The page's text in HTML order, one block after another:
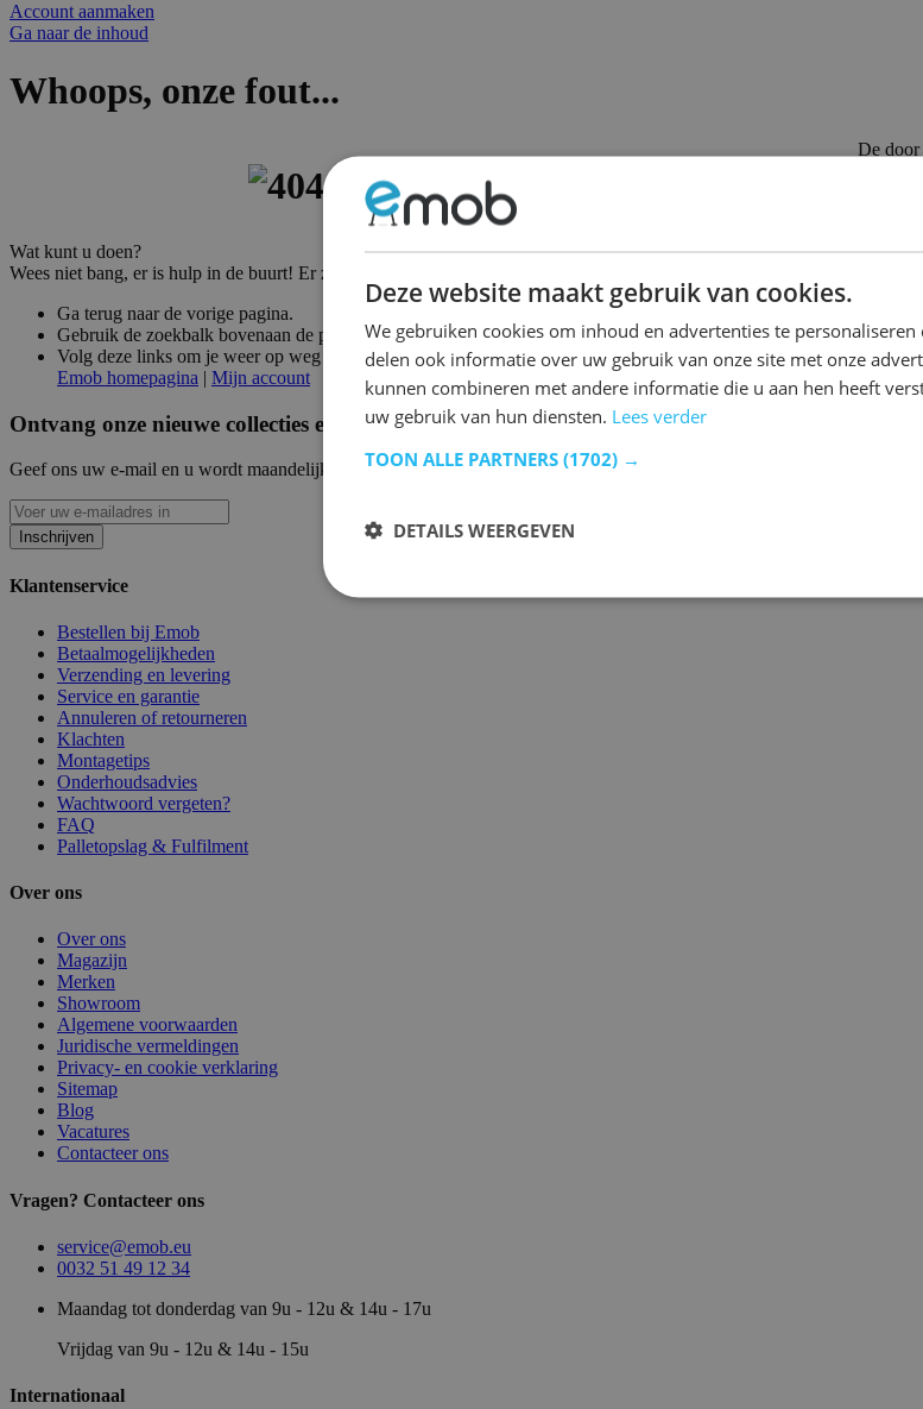
Account aanmaken
Ga naar de inhoud
Whoops, onze fout...
De door
Als u
Als u
Wat kunt u doen?
Wees niet bang, er is hulp in de buurt! Er zijn vele manieren om weer op de rails te komen bij Emob
Ga terug naar de vorige pagina.
Gebruik de zoekbalk bovenaan de pagina om naar uw producten te zoeken.
Volg deze links om je weer op weg te helpen!
Emob homepagina | Mijn account
Ontvang onze nieuwe collecties en promoties.
Geef ons uw e-mail en u wordt maandelijks op de hoogte gehouden van de laatste gebeurtenissen.
Inschrijven
Klantenservice
Bestellen bij Emob
Betaalmogelijkheden
Verzending en levering
Service en garantie
Annuleren of retourneren
Klachten
Montagetips
Onderhoudsadvies
Wachtwoord vergeten?
FAQ
Palletopslag & Fulfilment
Over ons
Over ons
Magazijn
Merken
Showroom
Algemene voorwaarden
Juridische vermeldingen
Privacy- en cookie verklaring
Sitemap
Blog
Vacatures
Contacteer ons
Vragen? Contacteer ons
service@emob.eu
0032 51 49 12 34
Maandag tot donderdag van 9u - 12u & 14u - 17u
Vrijdag van 9u - 12u & 14u - 15u
Internationaal
Deze website maakt gebruik van cookies.
We gebruiken cookies om inhoud en advertenties te
delen ook informatie over uw gebruik van onze site met onze
kunnen combineren met andere informatie die u aan hen heeft
uw gebruik van hun diensten. Lees verder
TOON ALLE PARTNERS (1702) →
DETAILS WEERGEVEN